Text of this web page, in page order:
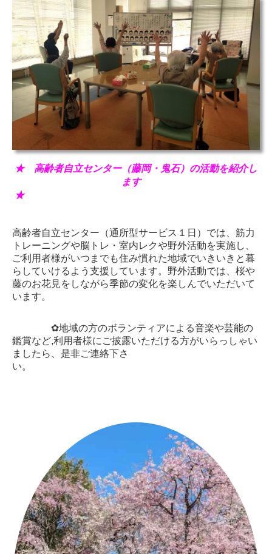
★ 高齢者自立センター（藤岡・鬼石）の活動を紹介し
ます
★
高齢者自立センター（通所型サービス１日）では、筋力
トレーニングや脳トレ・室内レクや野外活動を実施し、
ご利用者様がいつまでも住み慣れた地域でいきいきと暮
らしていけるよう支援しています。 野外活動では、桜や
藤のお花見をしながら季節の変化を楽しんでいただいて
います。
✿地域の方のボランティアによる音楽や芸能の
鑑賞など,利用者様にご披露いただける方がいらっしゃい
ましたら、是非ご連絡下さ
い。